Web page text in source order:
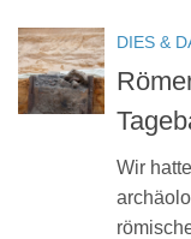
DIES &
Wir